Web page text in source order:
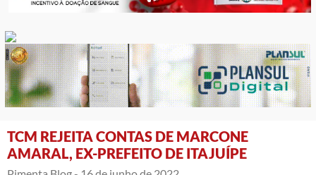
TCM REJEITA CONTAS DE MARCONE
AMARAL, EX-PREFEITO DE ITAJUÍPE